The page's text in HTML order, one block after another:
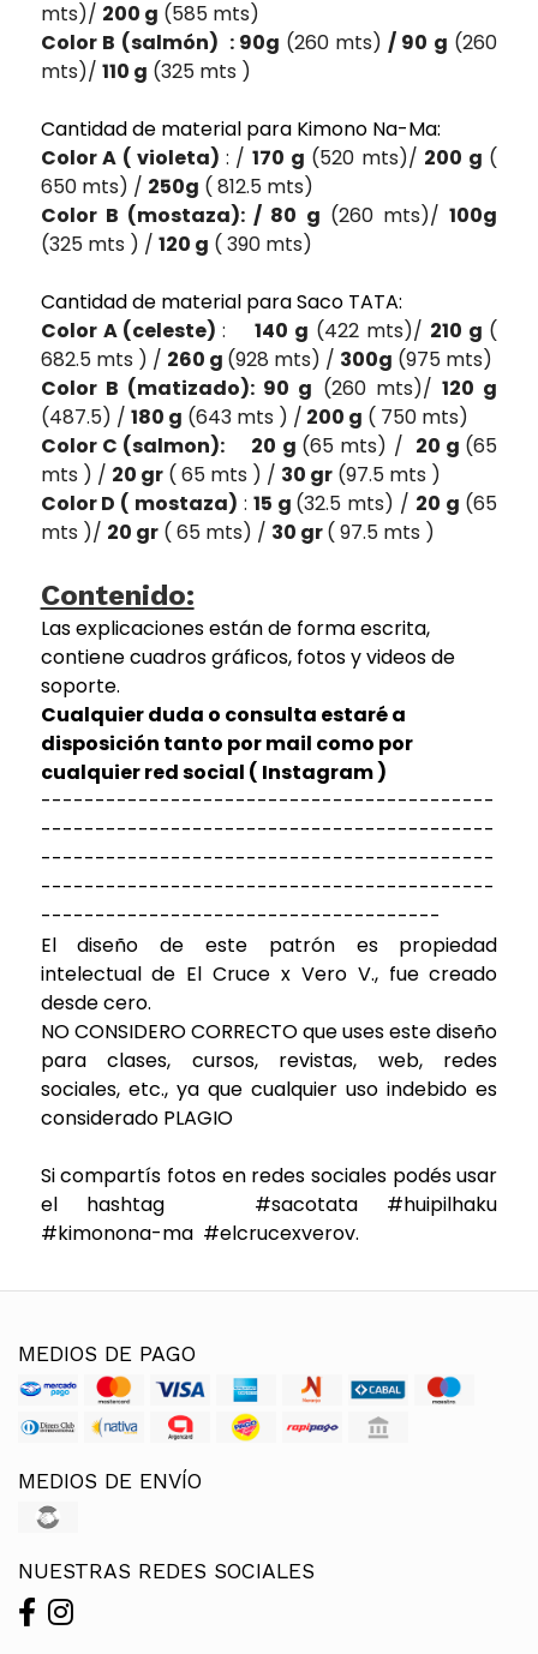
mts)/ 200 g (585 mts)
Color B (salmón) : 90g (260 mts) / 90 g (260
mts)/ 110 g (325 mts )
Cantidad de material para Kimono Na-Ma:
Color A ( violeta) : / 170 g (520 mts)/ 200 g (
650 mts) / 250g ( 812.5 mts)
Color B (mostaza): / 80 g (260 mts)/100g
(325 mts ) / 120 g ( 390 mts)
Cantidad de material para Saco TATA:
Color A (celeste): 140 g (422 mts)/ 210 g (
682.5 mts ) / 260 g (928 mts) / 300g (975 mts)
Color B (matizado): 90 g (260 mts)/120 g
(487.5) / 180 g (643 mts ) / 200 g ( 750 mts)
Color C (salmon): 20 g (65 mts) / 20 g (65
mts ) / 20 gr( 65 mts ) / 30 gr(97.5 mts )
Color D ( mostaza) : 15 g (32.5 mts) / 20 g (65
mts )/ 20 gr( 65 mts) / 30 gr( 97.5 mts )
Contenido:
Las explicaciones están de forma escrita,
contiene cuadros gráficos, fotos y videos de
soporte.
Cualquier duda o consulta estaré a
disposición tanto por mail como por
cualquier red social ( Instagram )
------------------------------------------
------------------------------------------
------------------------------------------
------------------------------------------
-------------------------------------
El diseño de este patrón es propiedad
intelectual de El Cruce x Vero V., fue creado
desde cero.
NO CONSIDERO CORRECTO que uses este diseño
para clases, cursos, revistas, web, redes
sociales, etc., ya que cualquier uso indebido es
considerado PLAGIO
Si compartís fotos en redes sociales podés usar
el hashtag #sacotata #huipilhaku
#kimonona-ma #elcrucexverov.
MEDIOS DE PAGO
MEDIOS DE ENVÍO
NUESTRAS REDES SOCIALES